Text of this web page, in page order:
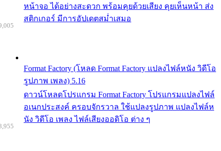
หน้าจอ ได้อย่างสะดวก พร้อมคุยด้วยเสียง คุยเห็นหน้า ส่ง
สติกเกอร์ มีการอัปเดตสม่ำเสมอ
Format Factory (โหลด Format Factory แปลงไฟล์หนัง วิดีโอ
รูปภาพ เพลง) 5.16
ดาวน์โหลดโปรแกรม Format Factory โปรแกรมแปลงไฟล์
อเนกประสงค์ ครอบจักรวาล ใช้แปลงรูปภาพ แปลงไฟล์ห
นัง วิดีโอ เพลง ไฟล์เสียงออดิโอ ต่าง ๆ